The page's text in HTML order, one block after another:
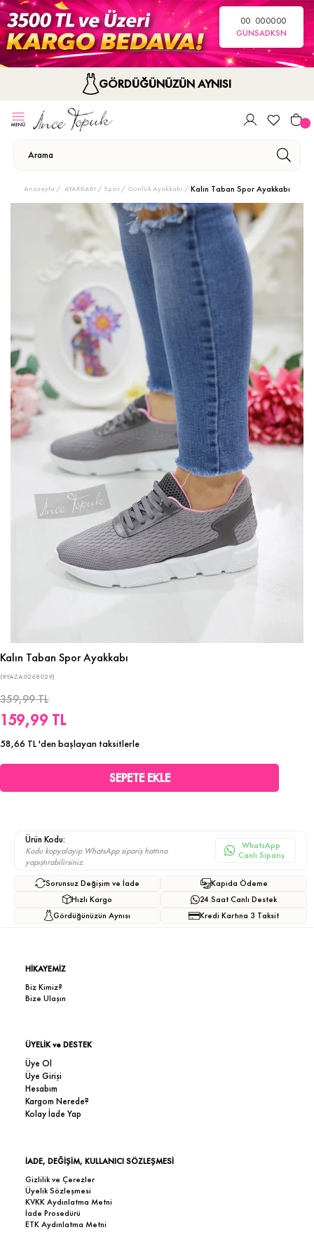
00
GÜN
00
SA
00
DK
00
SN
GÖRDÜĞÜNÜZÜN AYNISI
Anasayfa AYAKKABI Spor / Günlük Ayakkabı Kalın Taban Spor Ayakkabı
Kalın Taban Spor Ayakkabı
(8YAZA0268029)
359,99 TL
159,99 TL
58,66 TL'den başlayan taksitlerle
Ürün Kodu:
Kodu kopyalayıp WhatsApp sipariş hattına
yapıştırabilirsiniz.
WhatsApp
Canlı Sipariş
Sorunsuz Değişim ve İade
Hızlı Kargo
Gördüğünüzün Aynısı
Kapıda Ödeme
24 Saat Canlı Destek
Kredi Kartına 3 Taksit
HİKAYEMİZ
Biz Kimiz?
Bize Ulaşın
ÜYELİK ve DESTEK
Üye Ol
Üye Girişi
Hesabım
Kargom Nerede?
Kolay İade Yap
İADE, DEĞİŞİM, KULLANICI SÖZLEŞMESİ
Gizlilik ve Çerezler
Üyelik Sözleşmesi
KVKK Aydınlatma Metni
İade Prosedürü
ETK Aydınlatma Metni